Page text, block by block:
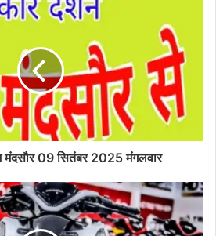
मंदसौर 09 सितंबर 2025 मंगलवार